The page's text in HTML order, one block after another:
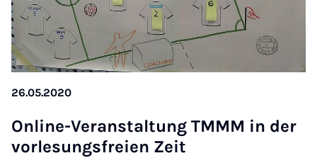
26.05.2020
On­line-Ver­an­stal­tung TMMM in der
vor­le­sungs­freien Zeit